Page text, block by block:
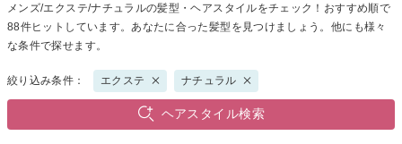
メンズ/エクステ/ナチュラルの髪型・ヘアスタイルをチェック！おすすめ順で
88件ヒットしています。あなたに合った髪型を見つけましょう。他にも様々
な条件で探せます。
絞り込み条件： エクステ ナチュラル
ヘアスタイル検索